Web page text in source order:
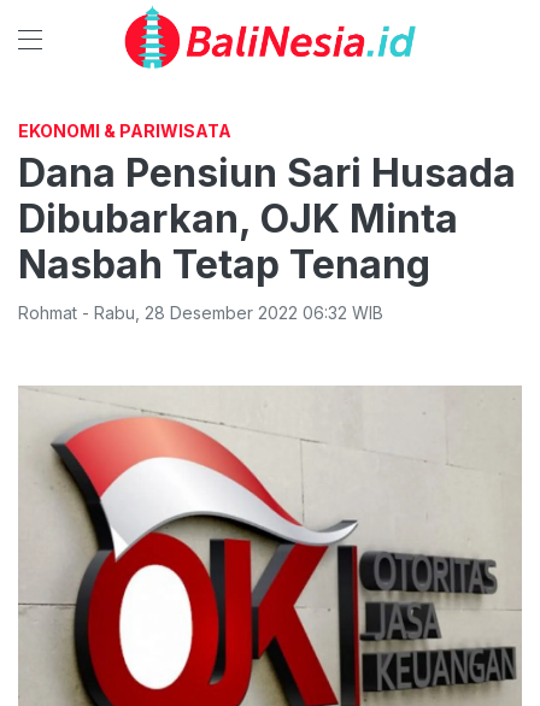
EKONOMI & PARIWISATA
Dana Pensiun Sari Husada
Dibubarkan, OJK Minta
Nasbah Tetap Tenang
Rohmat - Rabu 28 Desember 2022 06:32 WIB